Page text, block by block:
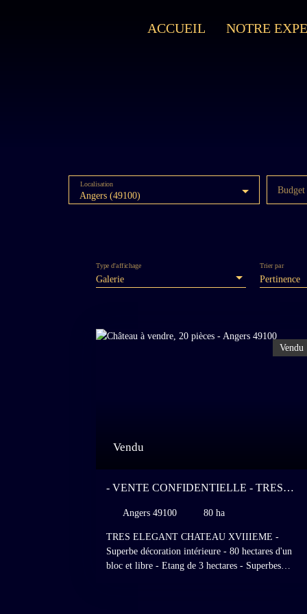
ACCUEIL NOTRE
Angers (49100)
Localisation
Galerie
Type d'affichage
Pertinence
Trier par
Vendu
Vendu
- VENTE CONFIDENTIELLE - TRES
SUPERBE DECORATION INTERIEURE -
80 HECTARES D'UN BLOC ET LIBRE -
ETANG DE 3 HECTARES - SUPERBES
ENVIRONNEMENT, ACCES ET VUES -
Angers 49100 80 ha
TRES ELEGANT CHATEAU XVIIIEME -
Superbe décoration intérieure - 80 hectares d'un
bloc et libre - Etang de 3 hectares - Superbes